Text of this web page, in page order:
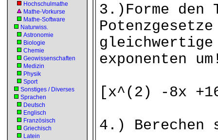
Hochschulmathe
Mathe-Vorkurse
Mathe-Software
Naturwiss.
Astronomie
Biologie
Chemie
Geowissenschaften
Medizin
Physik
Sport
Sonstiges / Diverses
Sprachen
Deutsch
Englisch
Französisch
Griechisch
Latein
3.)Forme
gleichwertige
exponenten
[x^(2) -8x
4.) Berechen